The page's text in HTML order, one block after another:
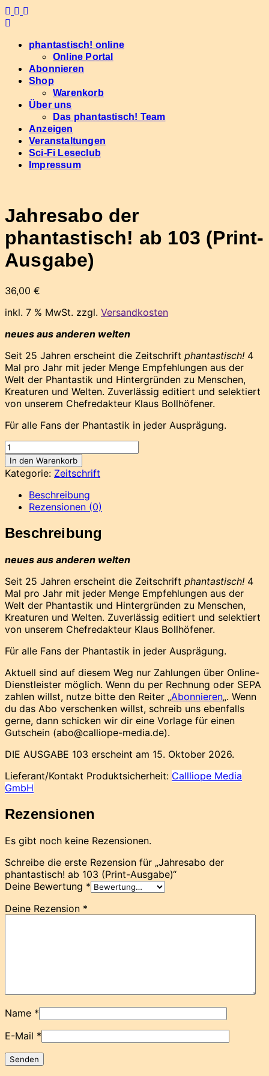
Skip
to
phantastisch! online
Online Portal
Abonnieren
Shop
Warenkorb
Über uns
Das phantastisch! Team
Anzeigen
Veranstaltungen
Sci-Fi Leseclub
Impressum
Jahresabo der
phantastisch! ab 103 (Print-
Ausgabe)
36,00 €
inkl. 7 % MwSt. zzgl. Versandkosten
neues aus anderen welten
Seit 25 Jahren erscheint die Zeitschrift phantastisch! 4
Mal pro Jahr mit jeder Menge Empfehlungen aus der
Welt der Phantastik und Hintergründen zu Menschen,
Kreaturen und Welten. Zuverlässig editiert und selektiert
von unserem Chefredakteur Klaus Bollhöfener.
Für alle Fans der Phantastik in jeder Ausprägung.
Jahresabo
der
phantastisch!
103
(Print-
Menge
In den Warenkorb
Kategorie: Zeitschrift
Beschreibung
Rezensionen (0)
Beschreibung
neues aus anderen welten
Seit 25 Jahren erscheint die Zeitschrift phantastisch! 4
Mal pro Jahr mit jeder Menge Empfehlungen aus der
Welt der Phantastik und Hintergründen zu Menschen,
Kreaturen und Welten. Zuverlässig editiert und selektiert
von unserem Chefredakteur Klaus Bollhöfener.
Für alle Fans der Phantastik in jeder Ausprägung.
Aktuell sind auf diesem Weg nur Zahlungen über Online-
Dienstleister möglich. Wenn du per Rechnung oder SEPA
zahlen willst, nutze bitte den Reiter „Abonnieren„. Wenn
du das Abo verschenken willst, schreib uns ebenfalls
gerne, dann schicken wir dir eine Vorlage für einen
Gutschein (abo@calliope-media.de).
DIE AUSGABE 103 erscheint am 15. Oktober 2026.
Lieferant/Kontakt Produktsicherheit: Callliope Media
GmbH
Rezensionen
Es gibt noch keine Rezensionen.
Schreibe die erste Rezension für „Jahresabo der
phantastisch! ab 103 (Print-Ausgabe)“
Deine Bewertung *
Deine Rezension *
Name *
E-Mail *